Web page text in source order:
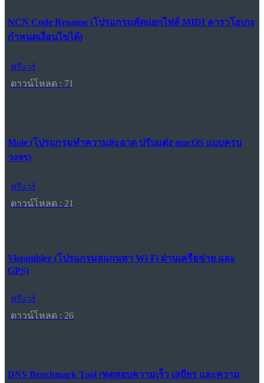
NCN Code Rename (โปรแกรมคัดแยกไฟล์ MIDI คาราโอเกะ
กำหนดเงื่อนไขได้)
ฟรีแวร์
ดาวน์โหลด : 71
Mole (โปรแกรมทำความสะอาด ปรับแต่ง macOS แบบครบ
วงจร)
ฟรีแวร์
ดาวน์โหลด : 21
Vistumbler (โปรแกรมสแกนหา Wi-Fi ผ่านเครือข่าย และ
GPS)
ฟรีแวร์
ดาวน์โหลด : 26
DNS Benchmark Tool (ทดสอบความเร็ว เสถียร และความ